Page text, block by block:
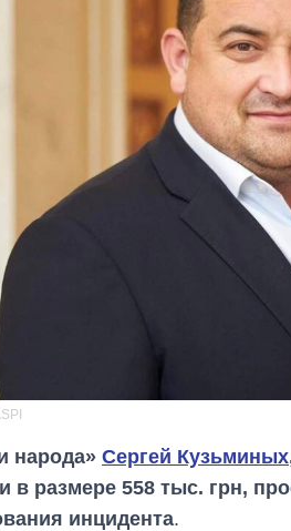
народа» Сергей Кузьминых
в размере 558 тыс. грн,
инцидента.